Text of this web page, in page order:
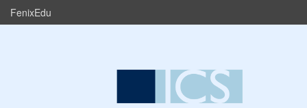
FenixEdu